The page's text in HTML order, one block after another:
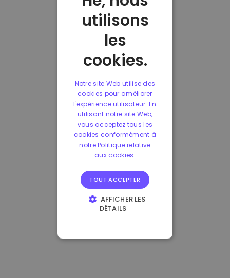
utilisons
les
cookies.
Notre site Web utilise des
cookies pour améliorer
l'expérience utilisateur. En
utilisant notre site Web,
vous acceptez tous les
cookies conformément à
notre Politique relative
aux cookies.
TOUT ACCEPTER
AFFICHER LES
DÉTAILS